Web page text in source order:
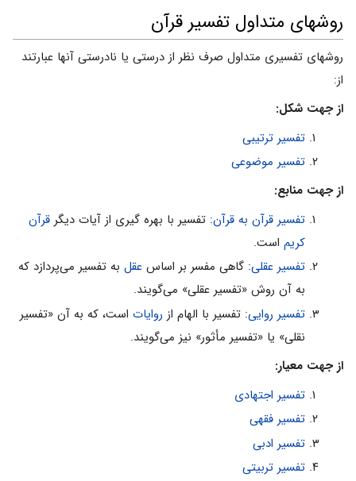
روشهای متداول تفسیر قرآن
روشهای تفسیری متداول صرف نظر از درستی یا نادرستی آنها عبارتند
از:
از جهت شکل:
تفسیر ترتیبی
تفسیر موضوعی
از جهت منابع:
تفسیر قرآن به قرآن: تفسیر با بهره گیری از آیات دیگر قرآن
کریماست.
تفسیر عقلی: گاهی مفسر بر اساس عقلبه تفسیر می‌پردازد که
به آن روش «تفسیر عقلی» می‌گویند.
تفسیر روایی: تفسیر با الهام از روایاتاست، که به آن «تفسیر
نقلی» یا «تفسیر مأثور» نیز می‌گویند.
از جهت معیار:
تفسیر اجتهادی
تفسیر فقهی
تفسیر ادبی
تفسیر تربیتی